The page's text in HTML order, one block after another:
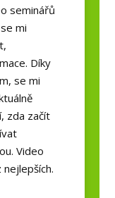
seminářů
mi
Díky
se mi
zda začít
Video